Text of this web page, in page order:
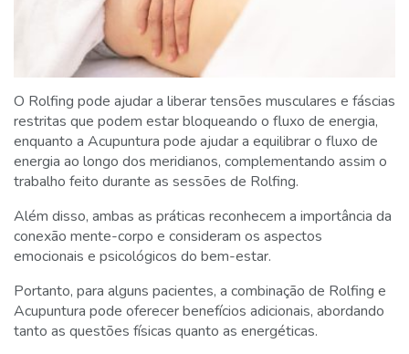
O Rolfing pode ajudar a liberar tensões musculares e fáscias
restritas que podem estar bloqueando o fluxo de energia,
enquanto a Acupuntura pode ajudar a equilibrar o fluxo de
energia ao longo dos meridianos, complementando assim o
trabalho feito durante as sessões de Rolfing.
Além disso, ambas as práticas reconhecem a importância da
conexão mente-corpo e consideram os aspectos
emocionais e psicológicos do bem-estar.
Portanto, para alguns pacientes, a combinação de Rolfing e
Acupuntura pode oferecer benefícios adicionais, abordando
tanto as questões físicas quanto as energéticas.